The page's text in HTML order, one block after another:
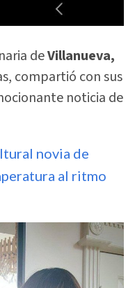
deVillanueva,
compartió con sus
noticia de
novia de
al ritmo